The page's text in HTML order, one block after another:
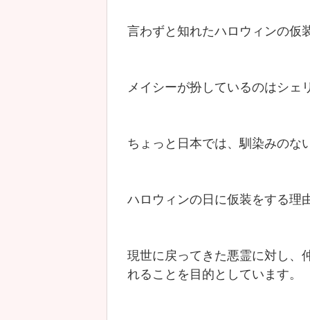
言わずと知れたハロウィンの仮
メイシーが扮しているのはシェ
ちょっと日本では、馴染みのな
ハロウィンの日に仮装をする理
現世に戻ってきた悪霊に対し、
れることを目的としています。